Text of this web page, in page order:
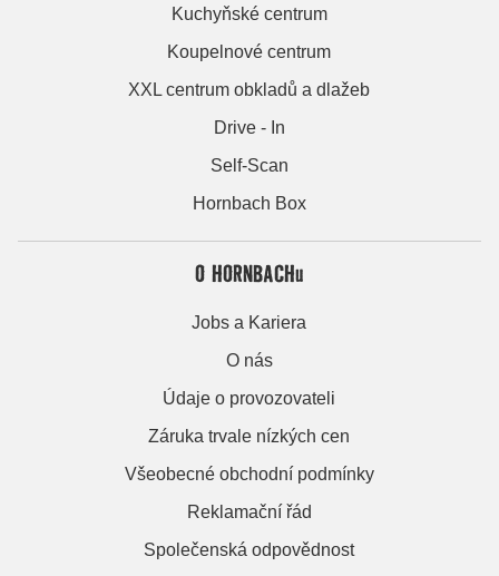
Kuchyňské centrum
Koupelnové centrum
XXL centrum obkladů a dlažeb
Drive - In
Self-Scan
Hornbach Box
O HORNBACHu
Jobs a Kariera
O nás
Údaje o provozovateli
Záruka trvale nízkých cen
Všeobecné obchodní podmínky
Reklamační řád
Společenská odpovědnost